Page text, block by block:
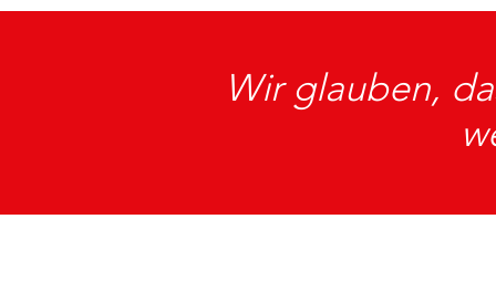
Wir glauben,